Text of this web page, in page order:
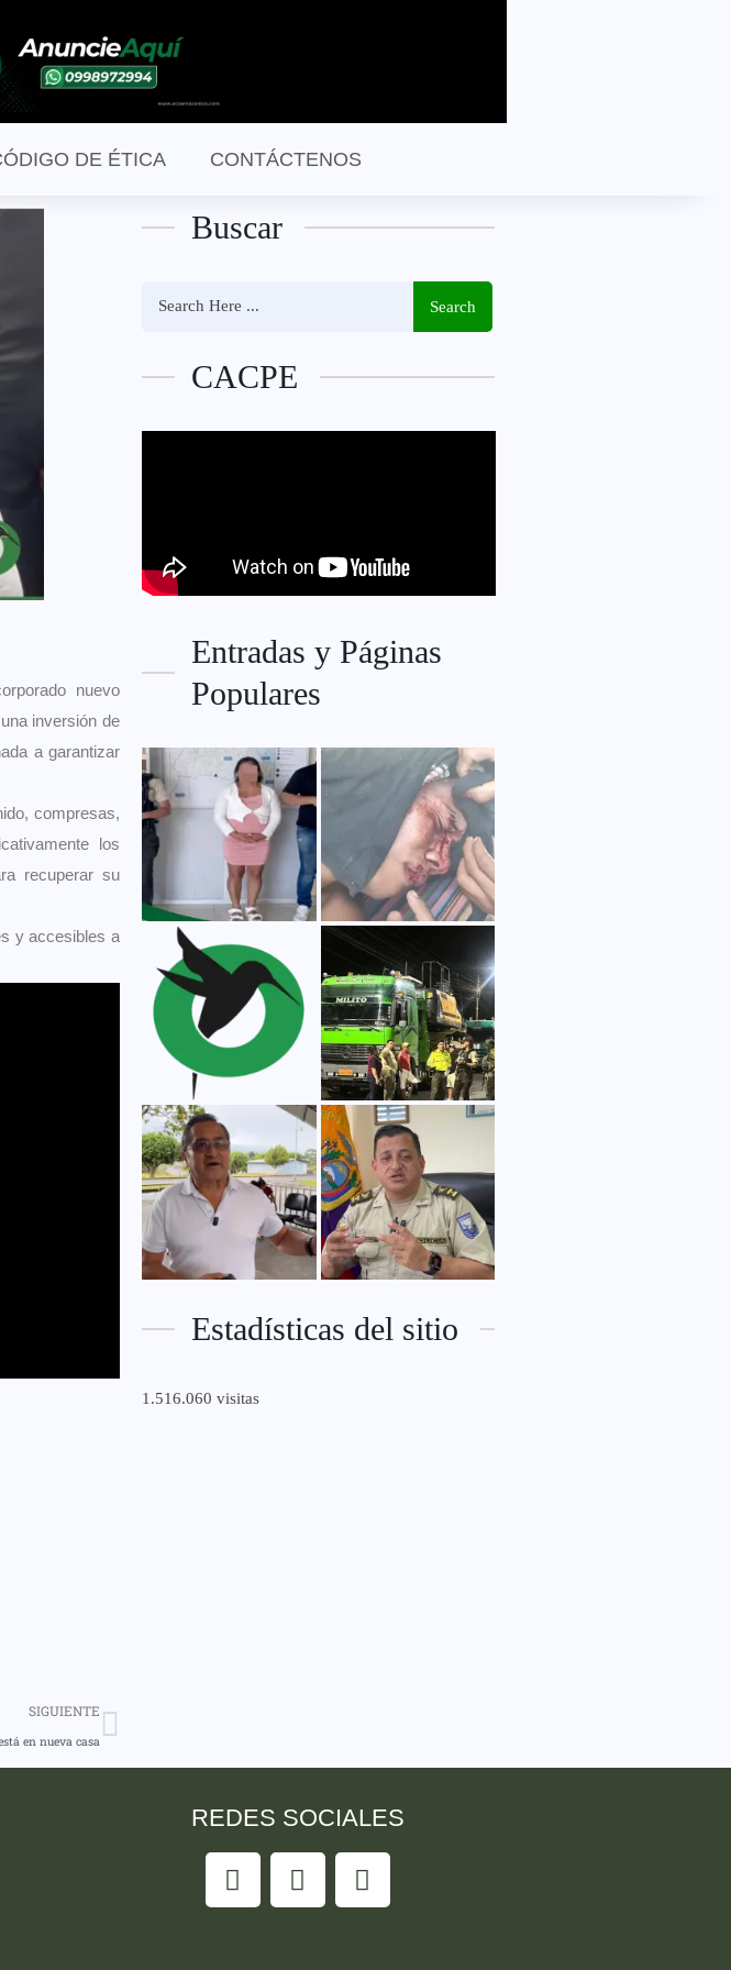
DE ÉTICA CONTÁCTENOS
nuevo
inversión de
a garantizar
compresas,
los
recuperar su
y accesibles a
SIGUIENTE
en nueva casa
Buscar
Search
CACPE
Entradas y Páginas
Populares
Estadísticas del sitio
1.516.060 visitas
REDES SOCIALES